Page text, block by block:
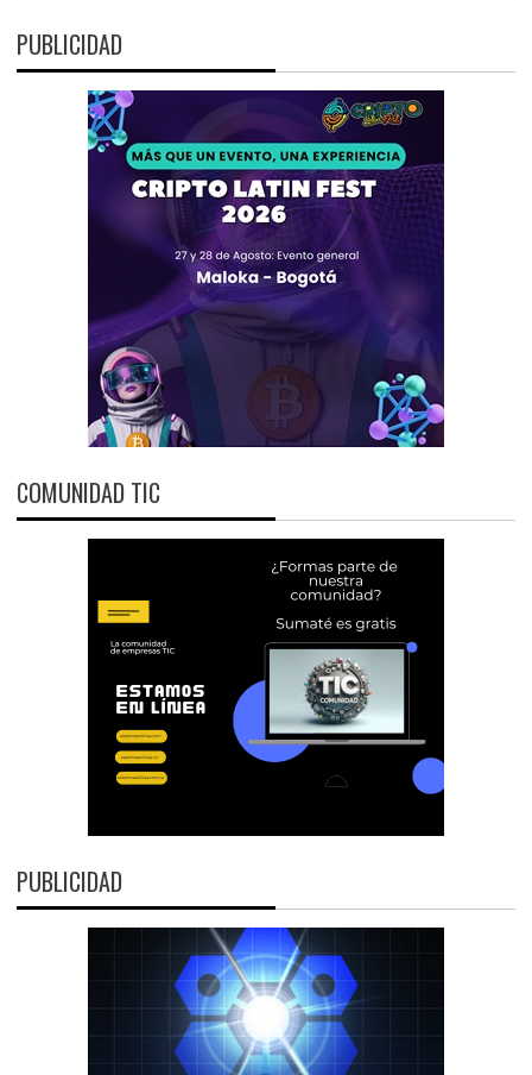
PUBLICIDAD
COMUNIDAD TIC
PUBLICIDAD